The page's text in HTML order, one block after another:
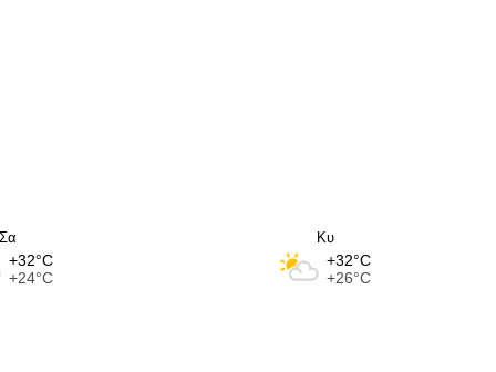
+32°C
+24°C
Κυ
+32°C
+26°C